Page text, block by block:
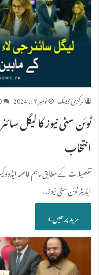
مرکزی ڈیسک نومبر 17, 2024
ٹوئن سٹی نیوز کا لیگل
انتخاب
تفصیلات کے مطابق ماہم فاطمہ
ایڈیٹر ٹوئن سٹی نیوز…
مزید پرھیں »